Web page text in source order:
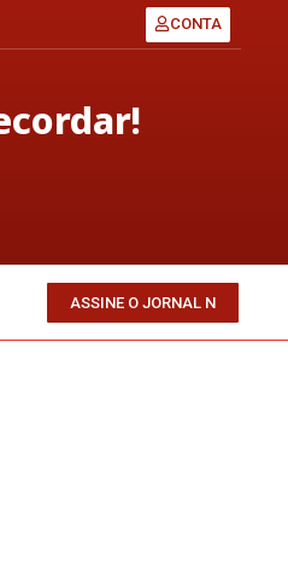
CONTA
ASSINE O JORNAL N